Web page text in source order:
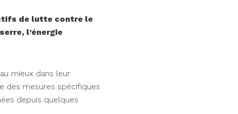
de lutte contre le
l’énergie
mieux dans leur
des mesures spécifiques
depuis quelques